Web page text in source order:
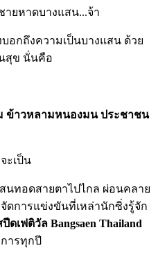
ยหาดบางแสน...จ้า
อกถึงความเป็นบางแสน ด้วย
สุข นั่นคือ
ข้าวหลามหนองมน ประชาชน
ะเป็น
นทอดสายตาไปไกล ผ่อนคลาย
ดการแข่งขันที่เหล่านักซิ่งรู้จัก
เฟติวัล Bangsaen Thailand
ารทุกปี